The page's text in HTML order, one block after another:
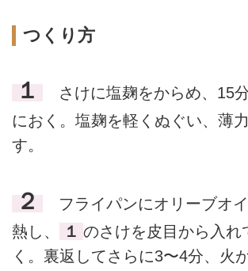
つくり方
１
さけに塩麹をからめ、15
におく。塩麹を軽くぬぐい、薄
す。
２
フライパンにオリーブオ
熱し、
１ のさけを皮目から入れ
く。裏返してさらに3〜4分、火